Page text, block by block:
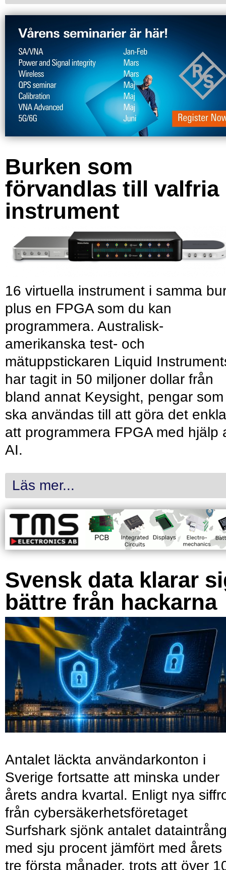
Burken som
förvandlas till valfria
instrument
16 virtuella instrument i samma
plus en FPGA som du kan
programmera. Australisk-
amerikanska test- och
mätuppstickaren Liquid
har tagit in 50 miljoner dollar från
bland annat Keysight, pengar som
ska användas till att göra det
att programmera FPGA med hjälp
AI.
Läs mer...
Svensk data klarar
bättre från hackarna
Antalet läckta användarkonton i
Sverige fortsatte att minska under
årets andra kvartal. Enligt nya
från cybersäkerhetsföretaget
Surfshark sjönk antalet
med sju procent jämfört med årets
tre första månader, trots att över